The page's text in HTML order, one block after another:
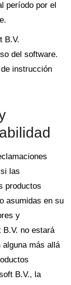
período por el
B.V.
del software.
instrucción
las
productos
asumidas en su
y
no estará
alguna más allá
B.V., la